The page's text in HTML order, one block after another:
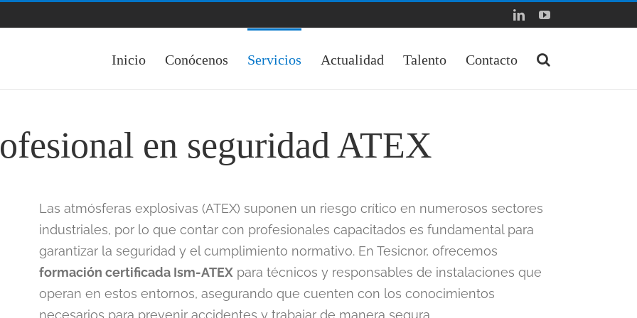
LinkedInYouTube
Inicio Conócenos Servicios Actualidad Talento Contacto
en seguridad ATEX
Las atmósferas explosivas (ATEX) suponen un riesgo crítico en numerosos sectores
industriales, por lo que contar con profesionales capacitados es fundamental para
garantizar la seguridad y el cumplimiento normativo. En Tesicnor, ofrecemos
formación certificada Ism-ATEX para técnicos y responsables de instalaciones que
operan en estos entornos, asegurando que cuenten con los conocimientos